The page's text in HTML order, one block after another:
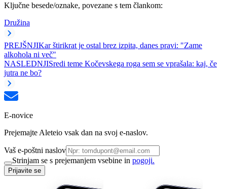
Ključne besede/oznake, povezane s tem člankom:
Družina
PREJŠNJIKar štirikrat je ostal brez izpita, danes pravi: "Zame
alkohola ni več"
NASLEDNJISredi teme Kočevskega roga sem se vprašala: kaj, če
jutra ne bo?
E-novice
Prejemajte Aleteio vsak dan na svoj e-naslov.
Vaš e-poštni naslov
Strinjam se s prejemanjem vsebine in pogoji.
Prijavite se